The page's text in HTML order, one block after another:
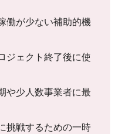
働が少ない補助的機
ジェクト終了後に使
や少人数事業者に最
挑戦するための一時